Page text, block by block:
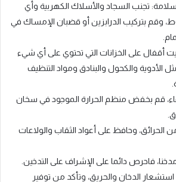
تجنب السجاد والأسلاك الكهربية وأي
بتركيب الدرابزين أو قضبان الإمساك في
أقفال على الخزانات التي تحتوي على أي شيء
الأدوية والكحول والبنادق ومواد التنظيف
قم بخفض منظم الحرارة الموجود في سخان
الحرائق، وحافظ على أعواد الثقاب والولاعات
فاحرص دائما على الإشراف على التدخين.
الدخان والحريق، وتأكد من توفير